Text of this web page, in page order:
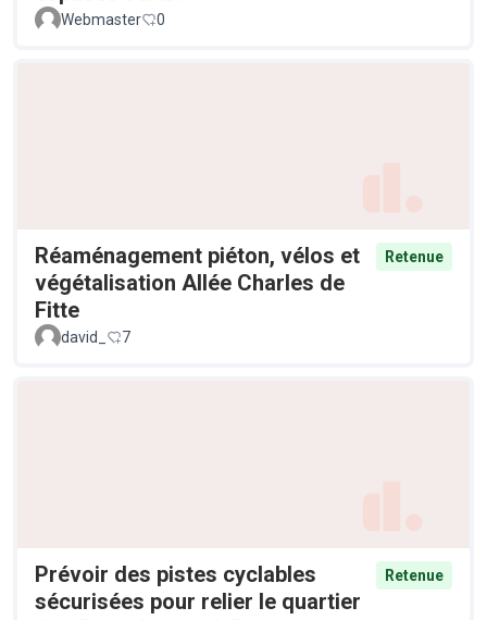
Webmaster 0
Réaménagement piéton, vélos et
végétalisation Allée Charles de
Fitte
Retenue
david_ 7
Prévoir des pistes cyclables
sécurisées pour relier le quartier
Retenue